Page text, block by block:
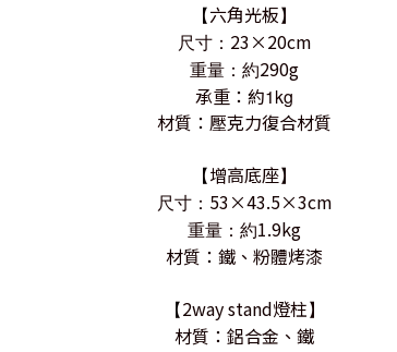
【六角光板 】
尺寸： 23×20cm
重量：約290g
承重：約1kg
材質：壓克力復合材質
【 增高底座】
尺寸： 53×43.5×3cm
重量：約1.9kg
材質：鐵、粉體烤漆
【 2way stand燈柱 】
材質：鋁合金 、鐵